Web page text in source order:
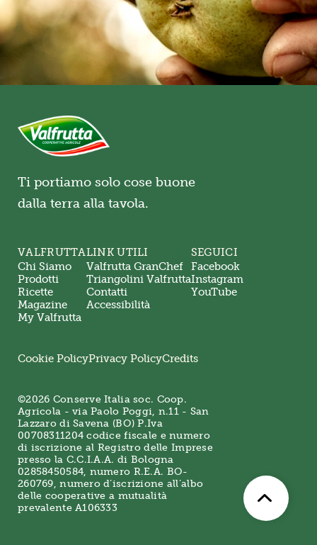
Ti portiamo solo cose buone
dalla terra alla tavola.
VALFRUTTA
Chi Siamo
Prodotti
Ricette
Magazine
My Valfrutta
LINK UTILI
Valfrutta GranChef
Triangolini Valfrutta
Contatti
Accessibilità
SEGUICI
Facebook
Instagram
YouTube
©2026 Conserve Italia soc. Coop.
Agricola - via Paolo Poggi, n.11 - San
Lazzaro di Savena (BO) P.Iva
00708311204 codice fiscale e numero
di iscrizione al Registro delle Imprese
presso la C.C.I.A.A. di Bologna
02858450584, numero R.E.A. BO-
260769, numero d’iscrizione all’albo
delle cooperative a mutualità
prevalente A106333
Cookie PolicyPrivacy PolicyCredits